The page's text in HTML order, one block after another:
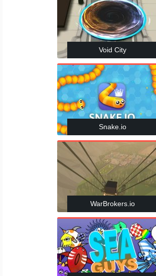
Void City
Snake.io
WarBrokers.io